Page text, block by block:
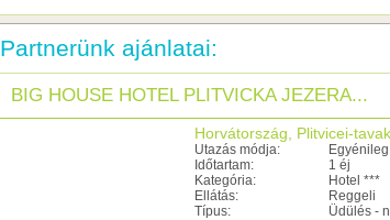
Partnerünk ajánlatai:
BIG HOUSE HOTEL PLITVICKA JEZERA...
Horvátország, Plitvicei-tavak
Utazás módja:
Egyénileg
Időtartam:
1 éj
Kategória:
Hotel ***
Ellátás:
Reggeli
Típus:
Üdülés -